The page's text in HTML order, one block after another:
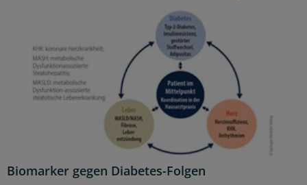
Biomarker gegen Diabetes-Folgen